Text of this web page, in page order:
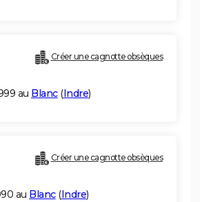
Créer une cagnotte obsèques
au Blanc(Indre)
Créer une cagnotte obsèques
au Blanc(Indre)